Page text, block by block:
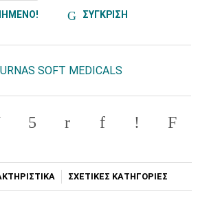
ΣΥΓΚΡΙΣΗ
SOFT MEDICALS
ΣΧΕΤΙΚΕΣ ΚΑΤΗΓΟΡΙΕΣ